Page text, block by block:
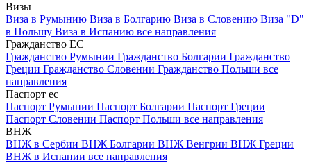
Визы
Виза в Румынию Виза в Болгарию Виза в Словению Виза "D"
в Польшу Виза в Испанию все направления
Гражданство ЕС
Гражданство Румынии Гражданство Болгарии Гражданство
Греции Гражданство Словении Гражданство Польши все
направления
Паспорт ес
Паспорт Румынии Паспорт Болгарии Паспорт Греции
Паспорт Словении Паспорт Польши все направления
ВНЖ
ВНЖ в Сербии ВНЖ Болгарии ВНЖ Венгрии ВНЖ Греции
ВНЖ в Испании все направления